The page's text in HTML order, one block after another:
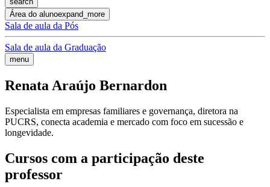
Área do alunoexpand_more
Sala de aula da Pós
Sala de aula da Graduação
menu
Renata Araújo Bernardon
Especialista em empresas familiares e governança, diretora na
PUCRS, conecta academia e mercado com foco em sucessão e
longevidade.
Cursos com a participação deste
professor